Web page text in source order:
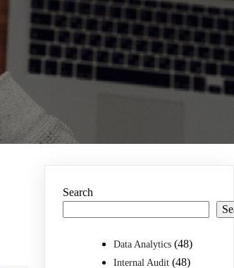
Search
Data Analytics (48)
Internal Audit (48)